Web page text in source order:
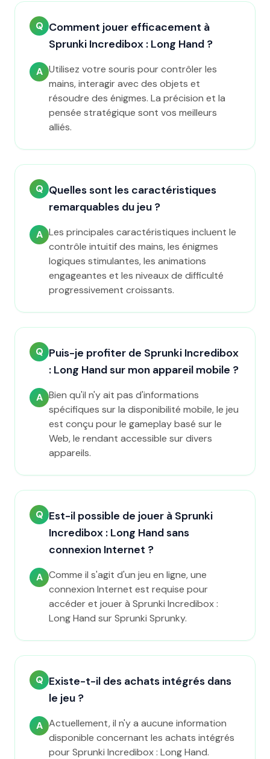
Q Comment jouer efficacement à
Sprunki Incredibox : Long Hand ?
A Utilisez votre souris pour contrôler les
mains, interagir avec des objets et
résoudre des énigmes. La précision et la
pensée stratégique sont vos meilleurs
alliés.
Q Quelles sont les caractéristiques
remarquables du jeu ?
A Les principales caractéristiques incluent le
contrôle intuitif des mains, les énigmes
logiques stimulantes, les animations
engageantes et les niveaux de difficulté
progressivement croissants.
Q Puis-je profiter de Sprunki Incredibox
: Long Hand sur mon appareil mobile ?
A Bien qu'il n'y ait pas d'informations
spécifiques sur la disponibilité mobile, le jeu
est conçu pour le gameplay basé sur le
Web, le rendant accessible sur divers
appareils.
Q Est-il possible de jouer à Sprunki
Incredibox : Long Hand sans
connexion Internet ?
A Comme il s'agit d'un jeu en ligne, une
connexion Internet est requise pour
accéder et jouer à Sprunki Incredibox :
Long Hand sur Sprunki Sprunky.
Q Existe-t-il des achats intégrés dans
le jeu ?
A Actuellement, il n'y a aucune information
disponible concernant les achats intégrés
pour Sprunki Incredibox : Long Hand.